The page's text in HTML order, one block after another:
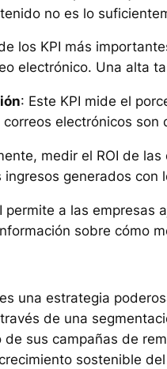
no es lo
los KPI más
electrónico. Una alta
: Este KPI mide el
electrónicos
medir el ROI de
generados
permite a las
sobre cómo
es una estrategia
de una
sus campañas de
sostenible